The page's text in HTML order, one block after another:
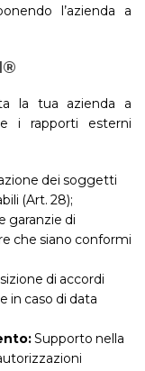
l’azienda a
la tua azienda a
i rapporti esterni
dei soggetti
(Art. 28);
garanzie di
che siano conformi
di accordi
in caso di data
Supporto nella